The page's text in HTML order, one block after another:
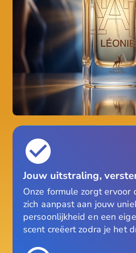
Jouw uitstraling,
Onze formule zorgt ervoor
zich aanpast aan jouw
persoonlijkheid en een
scent creëert zodra je het